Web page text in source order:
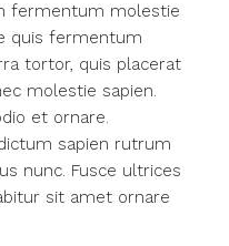
fermentum molestie
quis fermentum
tortor, quis placerat
molestie sapien.
et ornare.
sapien rutrum
nunc. Fusce ultrices
sit amet ornare